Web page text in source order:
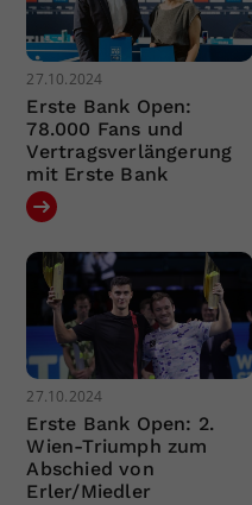
27.10.2024
Erste Bank Open:
78.000 Fans und
Vertragsverlängerung
mit Erste Bank
27.10.2024
Erste Bank Open: 2.
Wien-Triumph zum
Abschied von
Erler/Miedler